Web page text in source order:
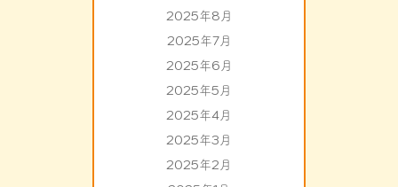
2025年8月
2025年7月
2025年6月
2025年5月
2025年4月
2025年3月
2025年2月